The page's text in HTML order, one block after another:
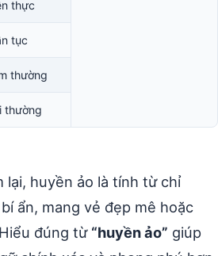
thực
tục
thường
thường
lại, huyền ảo là tính từ chỉ
ẩn, mang vẻ đẹp mê hoặc
đúng từ “huyền ảo” giúp